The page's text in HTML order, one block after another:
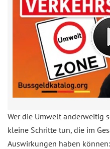
Wer die Umwelt anderweitig
kleine Schritte tun, die im
Auswirkungen haben können: